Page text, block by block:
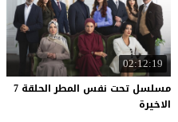
02:12:19
مسلسل تحت نفس المطر الحلقة 7
الاخيرة